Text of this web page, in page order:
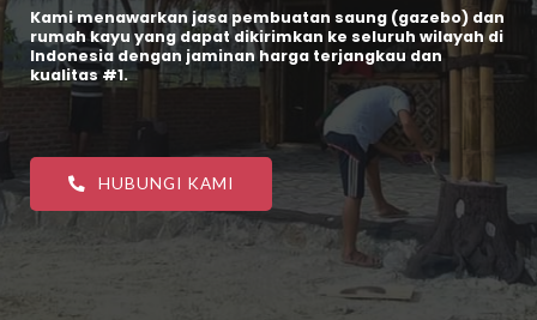
Kami menawarkan jasa pembuatan saung (gazebo) dan
rumah kayu yang dapat dikirimkan ke seluruh wilayah di
Indonesia dengan jaminan harga terjangkau dan
kualitas #1.
HUBUNGI KAMI